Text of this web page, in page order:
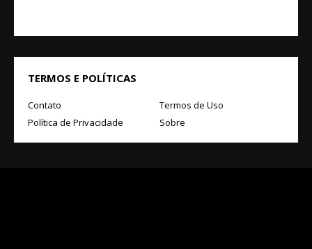
TERMOS E POLÍTICAS
Contato
Termos de Uso
Política de Privacidade
Sobre